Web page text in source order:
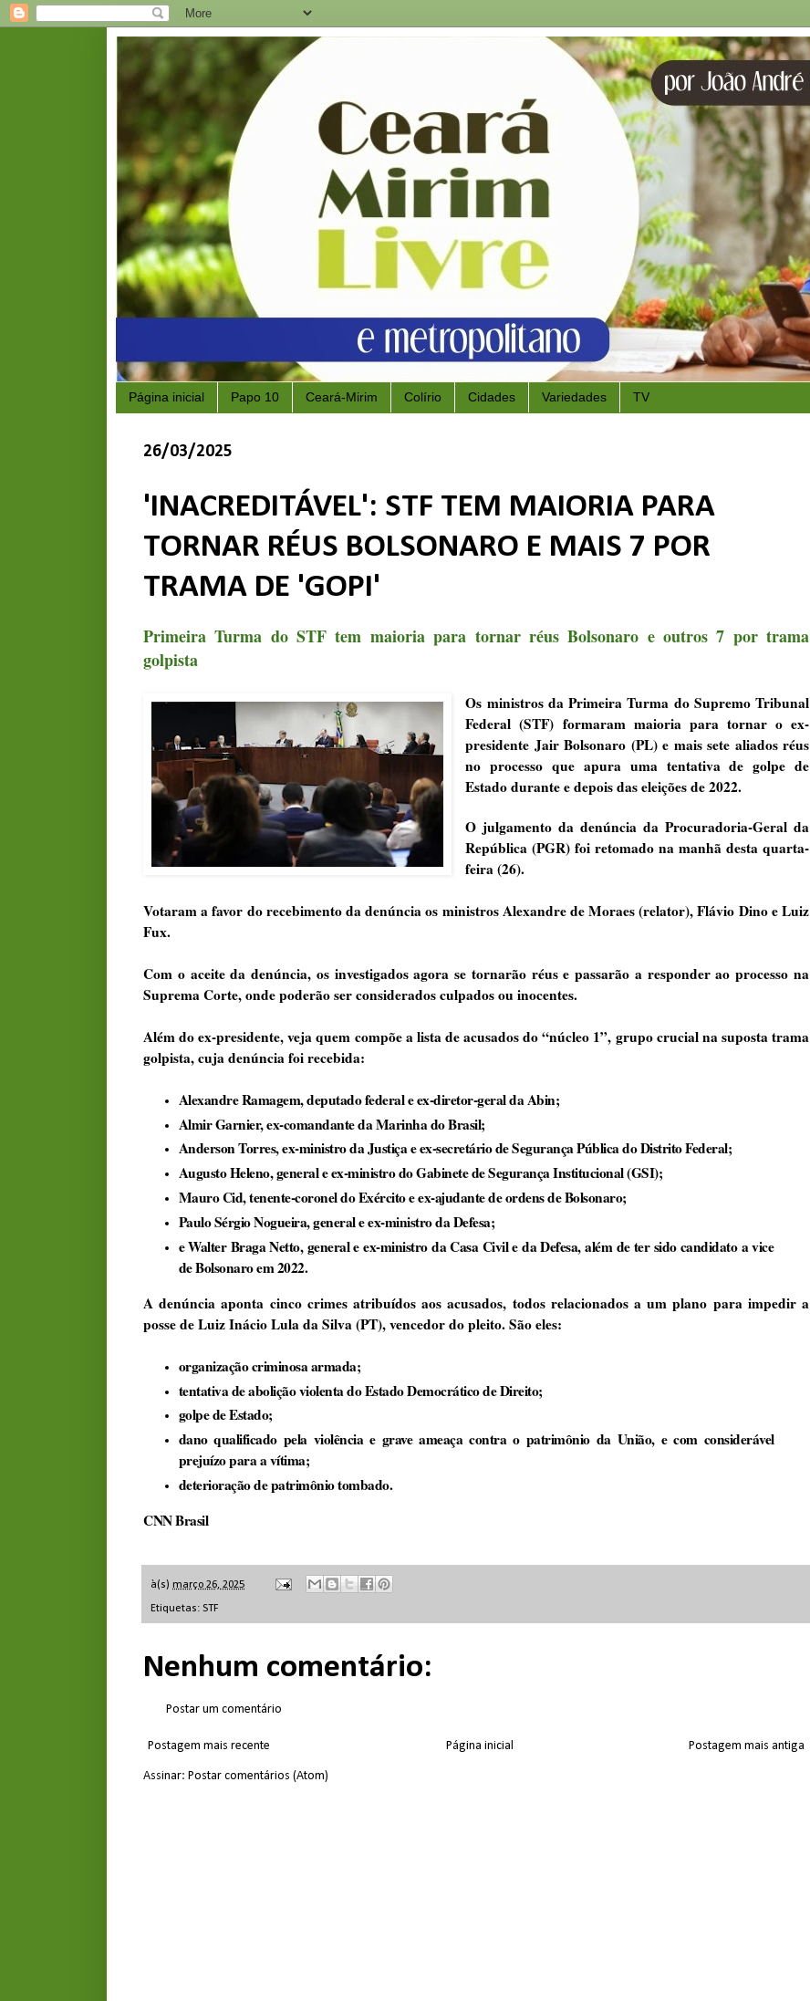
Página inicial Papo 10 Ceará-Mirim Colírio Cidades Variedades TV
26/03/2025
'INACREDITÁVEL': STF TEM MAIORIA PARA
TORNAR RÉUS BOLSONARO E MAIS 7 POR
TRAMA DE 'GOPI'
Primeira Turma do STF tem maioria para tornar réus Bolsonaro e outros 7 por trama
golpista
Os ministros da Primeira Turma do Supremo Tribunal
Federal (STF) formaram maioria para tornar o ex-
presidente Jair Bolsonaro (PL) e mais sete aliados réus
no processo que apura uma tentativa de golpe de
Estado durante e depois das eleições de 2022.
O julgamento da denúncia da Procuradoria-Geral da
República (PGR) foi retomado na manhã desta quarta-
feira (26).
Votaram a favor do recebimento da denúncia os ministros Alexandre de Moraes (relator), Flávio Dino e Luiz
Fux.
Com o aceite da denúncia, os investigados agora se tornarão réus e passarão a responder ao processo na
Suprema Corte, onde poderão ser considerados culpados ou inocentes.
Além do ex-presidente, veja quem compõe a lista de acusados do “núcleo 1”, grupo crucial na suposta trama
golpista, cuja denúncia foi recebida:
Alexandre Ramagem, deputado federal e ex-diretor-geral da Abin;
Almir Garnier, ex-comandante da Marinha do Brasil;
Anderson Torres, ex-ministro da Justiça e ex-secretário de Segurança Pública do Distrito Federal;
Augusto Heleno, general e ex-ministro do Gabinete de Segurança Institucional (GSI);
Mauro Cid, tenente-coronel do Exército e ex-ajudante de ordens de Bolsonaro;
Paulo Sérgio Nogueira, general e ex-ministro da Defesa;
e Walter Braga Netto, general e ex-ministro da Casa Civil e da Defesa, além de ter sido candidato a vice
de Bolsonaro em 2022.
A denúncia aponta cinco crimes atribuídos aos acusados, todos relacionados a um plano para impedir a
posse de Luiz Inácio Lula da Silva (PT), vencedor do pleito. São eles:
organização criminosa armada;
tentativa de abolição violenta do Estado Democrático de Direito;
golpe de Estado;
dano qualificado pela violência e grave ameaça contra o patrimônio da União, e com considerável
prejuízo para a vítima;
deterioração de patrimônio tombado.
CNN Brasil
à(s) março 26, 2025
Etiquetas: STF
Nenhum comentário:
Postar um comentário
Postagem mais recente Postagem mais antiga
Página inicial
Assinar: Postar comentários (Atom)